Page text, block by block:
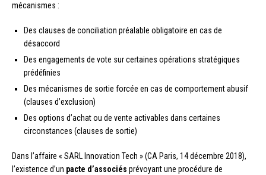
mécanismes :
Des clauses de conciliation préalable obligatoire en cas de
désaccord
Des engagements de vote sur certaines opérations stratégiques
prédéfinies
Des mécanismes de sortie forcée en cas de comportement abusif
(clauses d’exclusion)
Des options d’achat ou de vente activables dans certaines
circonstances (clauses de sortie)
Dans l’affaire « SARL Innovation Tech » (CA Paris, 14 décembre 2018),
l’existence d’un pacte d’associés prévoyant une procédure de